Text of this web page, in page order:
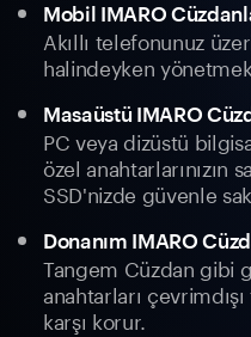
Mobil IMARO
Akıllı telefonunuz
halindeyken
Masaüstü IMARO
PC veya dizüstü
özel anahtarlarınızın
SSD'nizde güvenle
Donanım IMARO
Tangem Cüzdan gibi
anahtarları
karşı korur.